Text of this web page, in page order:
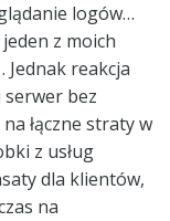
logów…
z moich
reakcja
serwer bez
łączne straty w
z usług
dla klientów,
na